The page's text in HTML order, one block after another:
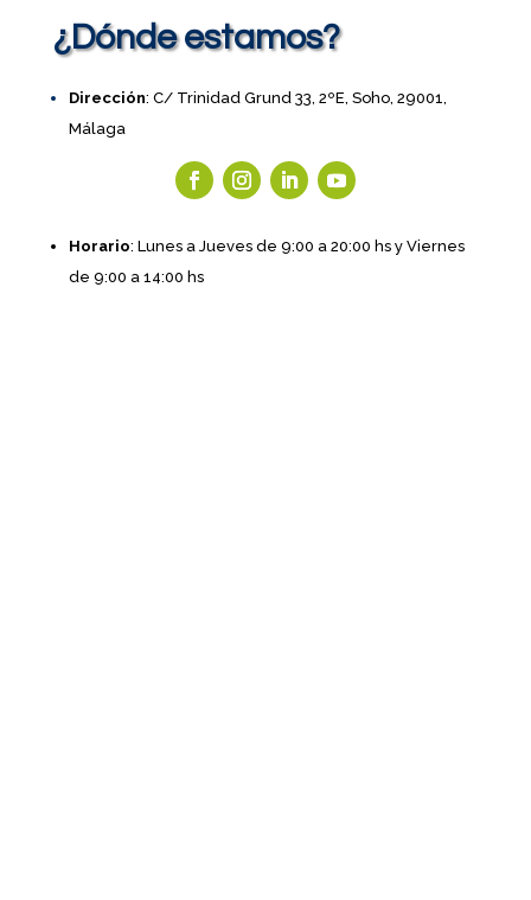
¿Dónde estamos?
Dirección: C/ Trinidad Grund 33, 2ºE, Soho, 29001,
Málaga
Horario: Lunes a Jueves de 9:00 a 20:00 hs y Viernes
de 9:00 a 14:00 hs